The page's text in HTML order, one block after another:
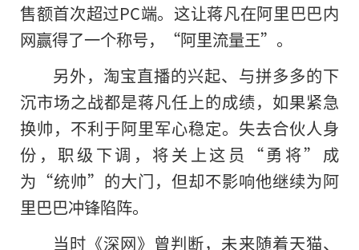
售额首次超过PC端。这让蒋凡在阿里巴巴内
网赢得了一个称号，“阿里流量王”。
另外，淘宝直播的兴起、与拼多多的下
沉市场之战都是蒋凡任上的成绩，如果紧急
换帅，不利于阿里军心稳定。失去合伙人身
份，职级下调，将关上这员“勇将”成
为“统帅”的大门，但却不影响他继续为阿
里巴巴冲锋陷阵。
当时《深网》曾判断，未来随着天猫、